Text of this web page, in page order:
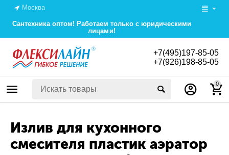
Москва
Сантехника оптом! Работаем только с юридическими
лицами!
+7(495)197-85-05
+7(926)198-85-05
0
Излив для кухонного
смесителя пластик аэратор